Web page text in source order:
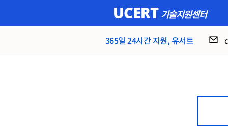
UCERT 기술지원센터
365일 24시간 지원, 유서트